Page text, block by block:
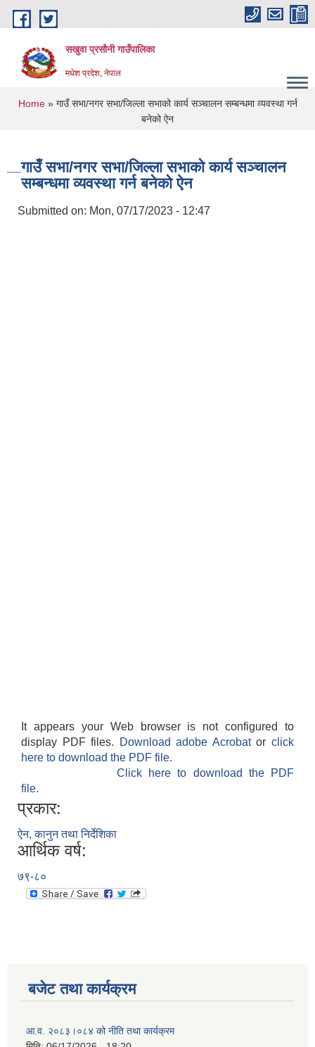
Skip to main content
सखुवा प्रसौनी गाउँपालिका
मधेश प्रदेश, नेपाल
You are here
Home» गाउँ सभा/नगर सभा/जिल्ला सभाको कार्य सञ्चालन सम्बन्धमा व्यवस्था गर्न
बनेको ऐन
गाउँ सभा/नगर सभा/जिल्ला सभाको कार्य सञ्चालन
सम्बन्धमा व्यवस्था गर्न बनेको ऐन
Submitted on: Mon, 07/17/2023 - 12:47
It appears your Web browser is not configured to
display PDF files.
Download adobe Acrobatorclick
here to download the PDF file.
Click here to download the PDF
file.
प्रकार:
ऐन, कानुन तथा निर्देशिका
आर्थिक वर्ष:
७९-८०
बजेट तथा कार्यक्रम
आ.व. २०८३।०८४ को नीति तथा कार्यक्रम